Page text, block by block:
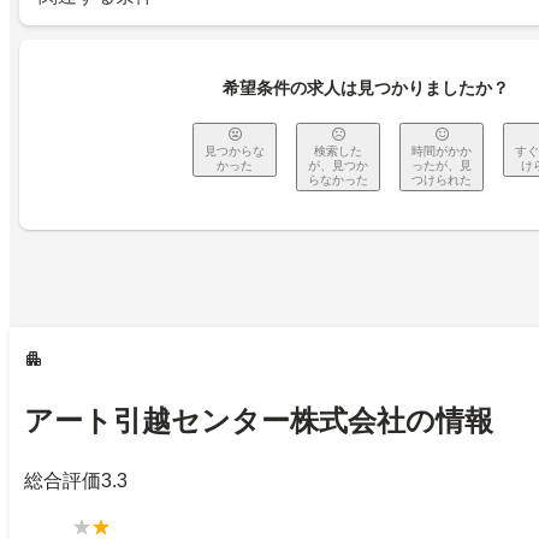
希望条件の求人は見つかりましたか？
見つからな
かった
検索した
が、見つか
らなかった
時間がかか
ったが、見
つけられた
す
け
アート引越センター株式会社の情報
総合評価3.3